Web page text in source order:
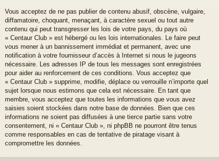
Vous acceptez de ne pas publier de contenu abusif, obscène, vulgaire,
diffamatoire, choquant, menaçant, à caractère sexuel ou tout autre
contenu qui peut transgresser les lois de votre pays, du pays où
« Centaur Club » est hébergé ou les lois internationales. Le faire peut
vous mener à un bannissement immédiat et permanent, avec une
notification à votre fournisseur d’accès à Internet si nous le jugeons
nécessaire. Les adresses IP de tous les messages sont enregistrées
pour aider au renforcement de ces conditions. Vous acceptez que
« Centaur Club » supprime, modifie, déplace ou verrouille n’importe quel
sujet lorsque nous estimons que cela est nécessaire. En tant que
membre, vous acceptez que toutes les informations que vous avez
saisies soient stockées dans notre base de données. Bien que ces
informations ne soient pas diffusées à une tierce partie sans votre
consentement, ni « Centaur Club », ni phpBB ne pourront être tenus
comme responsables en cas de tentative de piratage visant à
compromettre les données.